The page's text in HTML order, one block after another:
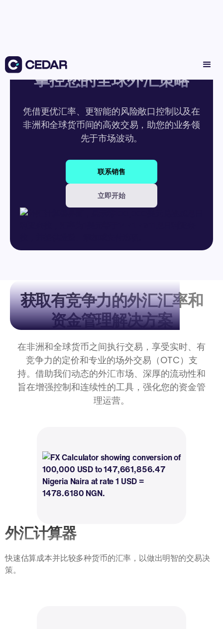
掌控您的全球外汇策略
凭借更优汇率、更智能的风险敞口控制以及在
非洲和全球货币间的⾼效交易，助您的业务领
先于市场波动。
立即开始
联系销售
获取有竞争力的外汇汇率和
资金管理解决方案
在非洲和全球货币之间执行交易，享受实时、有
竞争力的定价和专业的场外交易（OTC）支
持。借助我们动态的外汇市场、深厚的流动性和
旨在增强控制和连续性的工具，强化您的资金管
理运营。
外汇计算器
快速估算成本并比较多种货币的汇率，以做出明智的交易决
策。